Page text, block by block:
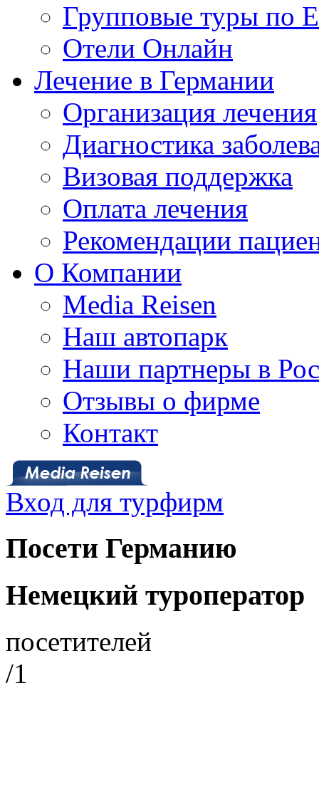
Групповые туры по
Отели Онлайн
Лечение в Германии
Организация лечения
Диагностика
Визовая поддержка
Оплата лечения
Рекомендации
О Компании
Media Reisen
Наш автопарк
Наши партнеры в
Отзывы о фирме
Контакт
Вход для турфирм
Посети Германию
Немецкий туроператор
посетителей
/1